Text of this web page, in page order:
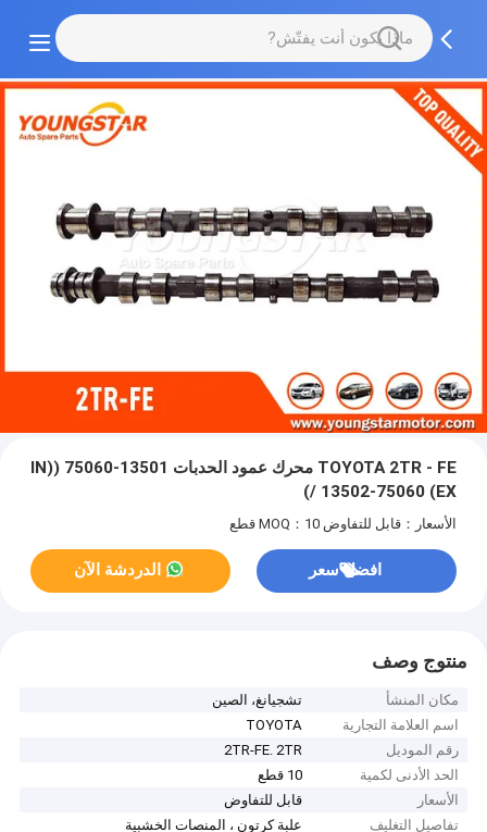
TOYOTA 2TR - FE محرك عمود الحدبات 13501-75060 (IN)
/ 13502-75060 (EX)
الأسعار：قابل للتفاوض MOQ：10 قطع
افضل سعر الدردشة الآن
منتوج وصف
مكان المنشأ
تشجيانغ، الصين
اسم العلامة التجارية
TOYOTA
رقم الموديل
2TR-FE. 2TR
الحد الأدنى لكمية
10 قطع
الأسعار
قابل للتفاوض
تفاصيل التغليف
علبة كرتون ، المنصات الخشبية